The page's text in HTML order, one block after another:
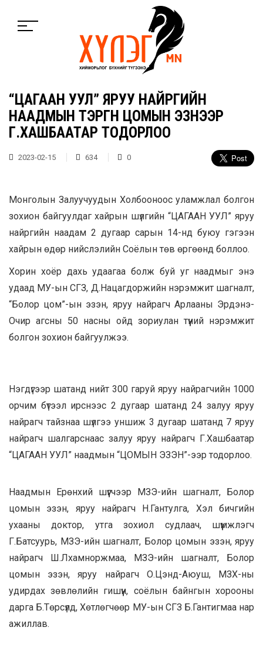
“ЦАГААН УУЛ” ЯРУУ НАЙРГИЙН
НААДМЫН ТЭРГҮҮН ЦОМЫН ЭЗНЭЭР
Г.ХАШБААТАР ТОДОРЛОО
2023-02-15 634 0
Монголын Залуучуудын Холбооноос уламжлал болгон
зохион байгуулдаг хайрын шүлгийн “ЦАГААН УУЛ” яруу
найргийн наадам 2 дугаар сарын 14-нд буюу гэгээн
хайрын өдөр нийслэлийн Соёлын төв өргөөнд боллоо.
Хорин хоёр дахь удаагаа болж буй уг наадмыг энэ
удаад МУ-ын СГЗ, Д.Нацагдоржийн нэрэмжит шагналт,
“Болор цом”-ын эзэн, яруу найрагч Арлааны Эрдэнэ-
Очир агсны 50 насны ойд зориулан түүний нэрэмжит
болгон зохион байгуулжээ.
Нэгдүгээр шатанд нийт 300 гаруй яруу найрагчийн 1000
орчим бүтээл ирснээс 2 дугаар шатанд 24 залуу яруу
найрагч тайзнаа шүлгээ уншиж 3 дугаар шатанд 7 яруу
найрагч шалгарснаас залуу яруу найрагч Г.Хашбаатар
“ЦАГААН УУЛ” наадмын “ЦОМЫН ЭЗЭН”-ээр тодорлоо.
Наадмын Ерөнхий шүүгчээр МЗЭ-ийн шагналт, Болор
цомын эзэн, яруу найрагч Н.Гантулга, Хэл бичгийн
ухааны доктор, утга зохиол судлаач, шүүмжлэгч
Г.Батсуурь, МЗЭ-ийн шагналт, Болор цомын эзэн, яруу
найрагч Ш.Лхамноржмаа, МЗЭ-ийн шагналт, Болор
цомын эзэн, яруу найрагч О.Цэнд-Аюуш, МЗХ-ны
удирдах зөвлөлийн гишүүн, соёлын байнгын хорооны
дарга Б.Төрсүлд, Хөтлөгчөөр МУ-ын СГЗ Б.Гантигмаа нар
ажиллав.